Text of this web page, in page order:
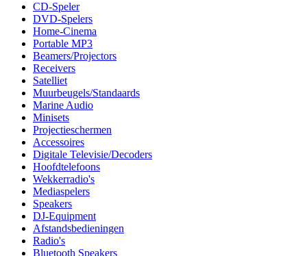
CD-Speler
DVD-Spelers
Home-Cinema
Portable MP3
Beamers/Projectors
Receivers
Satelliet
Muurbeugels/Standaards
Marine Audio
Minisets
Projectieschermen
Accessoires
Digitale Televisie/Decoders
Hoofdtelefoons
Wekkerradio's
Mediaspelers
Speakers
DJ-Equipment
Afstandsbedieningen
Radio's
Bluetooth Speakers